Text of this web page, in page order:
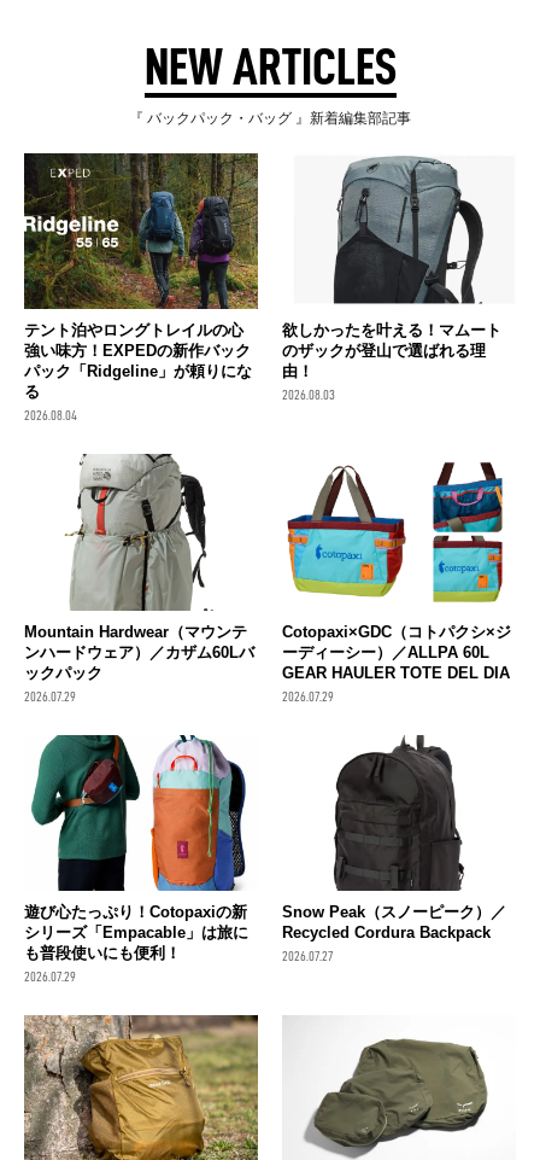
NEW ARTICLES
『 バックパック・バッグ 』新着編集部記事
テント泊やロングトレイルの心
強い味方！EXPEDの新作バック
パック「Ridgeline」が頼りにな
る
2026.08.04
欲しかったを叶える！マムート
のザックが登山で選ばれる理
由！
2026.08.03
Mountain Hardwear（マウンテ
ンハードウェア）／カザム60Lバ
ックパック
2026.07.29
Cotopaxi×GDC（コトパクシ×ジ
ーディーシー）／ALLPA 60L
GEAR HAULER TOTE DEL DIA
2026.07.29
遊び心たっぷり！Cotopaxiの新
シリーズ「Empacable」は旅に
も普段使いにも便利！
2026.07.29
Snow Peak（スノーピーク）／
Recycled Cordura Backpack
2026.07.27